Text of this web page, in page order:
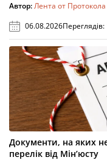
Автор:Лента от Протокола
06.08.2026Переглядів:
Документи, на яких
перелік від Мін’юсту